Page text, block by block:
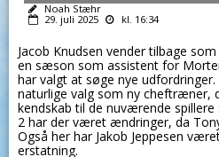
Noah Stæhr
29. juli 2025
kl. 16:34
Jacob Knudsen vender tilbage
en sæson som assistent for
har valgt at søge nye
naturlige valg som ny cheftræner,
kendskab til de nuværende
2 har der været ændringer, da
Også her har Jakob Jeppesen
erstatning.